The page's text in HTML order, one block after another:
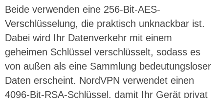
Beide verwenden eine 256-Bit-AES-
Verschlüsselung, die praktisch unknackbar ist.
Dabei wird Ihr Datenverkehr mit einem
geheimen Schlüssel verschlüsselt, sodass es
von außen als eine Sammlung bedeutungsloser
Daten erscheint. NordVPN verwendet einen
4096-Bit-RSA-Schlüssel, damit Ihr Gerät privat